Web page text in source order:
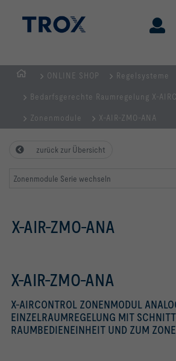
ONLINE SHOP Regelsysteme
Bedarfsgerechte Raumregelung X-
Zonenmodule X-AIR-ZMO-ANA
zurück zur Übersicht
Zonenmodule Serie wechseln
X-AIR-ZMO-ANA
X-AIR-ZMO-ANA
X-AIRCONTROL ZONENMODUL
EINZELRAUMREGELUNG MIT
RAUMBEDIENEINHEIT UND ZUM